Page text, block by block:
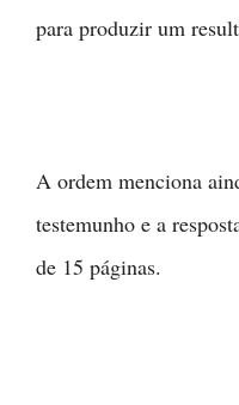
para produzir um
A ordem menciona
testemunho e a
de 15 páginas.